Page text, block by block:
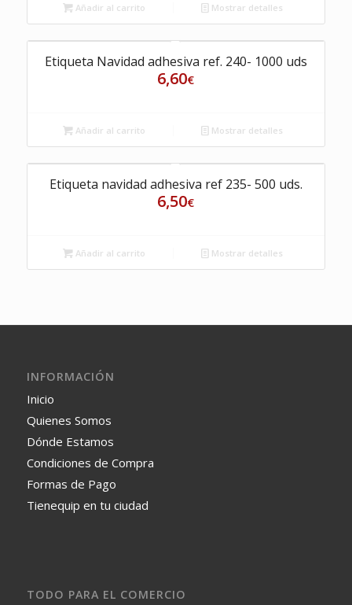
Añadir al carrito Mostrar detalles
Etiqueta Navidad adhesiva ref. 240- 1000 uds
6,60€
Añadir al carrito Mostrar detalles
Etiqueta navidad adhesiva ref 235- 500 uds.
6,50€
Añadir al carrito Mostrar detalles
INFORMACIÓN
Inicio
Quienes Somos
Dónde Estamos
Condiciones de Compra
Formas de Pago
Tienequip en tu ciudad
TODO PARA EL COMERCIO